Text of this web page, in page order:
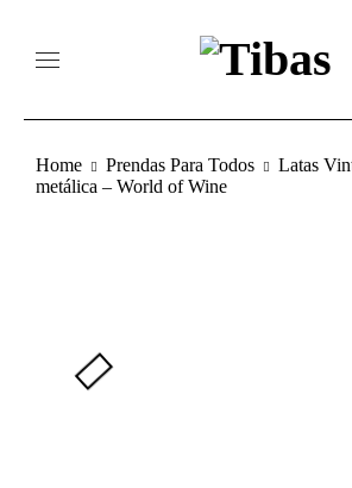
Home Prendas Para Todos Latas
metálica – World of Wine